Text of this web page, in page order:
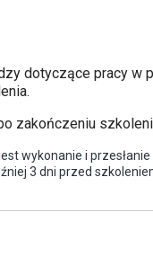
dotyczące pracy w
zakończeniu
wykonanie i
3 dni przed